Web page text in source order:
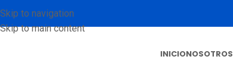
Skip to navigation
Skip to main content
INICIONOSOTROS